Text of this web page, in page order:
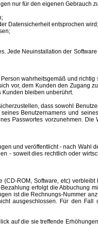
nur für den eigenen Gebrauch
Datensicherheit entsprochen wird;
Neuinstallation der
wahrheitsgemäß und
vor, dem Kunden den Zugang
Kunden bleiben unberührt.
dass sowohl
Benutzernamens und
Passwortes vorzunehmen.
und veröffentlicht - nach Wahl
- soweit dies rechtlich oder
ROM, Software, etc) verbleibt
erfolgt die Abbuchung
ist die Rechnungs-Nummer
ausgeschlossen. Für den
die sie treffende